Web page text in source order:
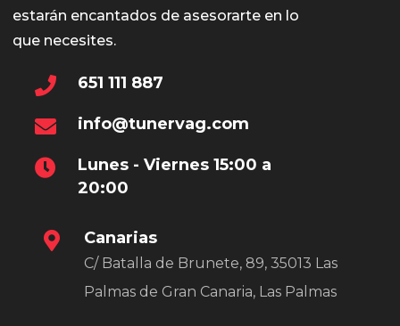
estarán encantados de asesorarte en lo
que necesites.
651 111 887
info@tunervag.com
Lunes - Viernes 15:00 a
20:00
Canarias
C/ Batalla de Brunete, 89, 35013 Las
Palmas de Gran Canaria, Las Palmas